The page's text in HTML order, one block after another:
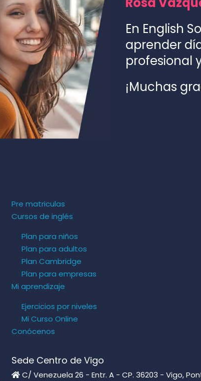
En English
aprender
profesional
¡Muchas
Pre matriculas
Cursos de inglés
Plan para niños
Plan para adultos
Plan Cambridge
Plan para empresas
Mi aprendizaje
Ejercicios por niveles
Mi Curso Online
Conócenos
Sede Centro de Vigo
C/ Venezuela 26 - Entr. A - CP. 36203 - Vigo,